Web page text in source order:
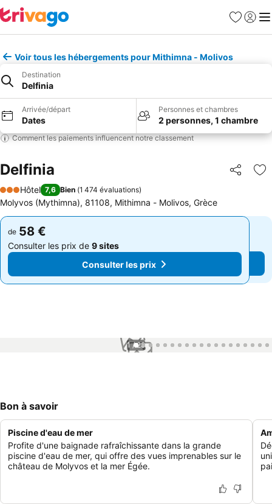
Favoris
Se
Voir tous les hébergements pour Mithimna - Molivos
Destination
Delfinia
Arrivée/départ
Dates
Personnes et chambres
2 personnes, 1 chambre
Comment les paiements influencent notre classement
Delfinia Partager
3 Étoiles
Hôtel 7,6 Bien (1 474 évaluations)
Molyvos (Mythimna), 81108, Mithimna - Molivos, Grèce
de 58 €
Consulter les prix de 9 sites
Consulter les prix
de 58 €
Consulter les prix de 9 sites
Consulter les prix
1 / 28
Bon à savoir
Piscine d'eau de mer
Profite d'une baignade rafraîchissante dans la grande
piscine d'eau de mer, qui offre des vues imprenables sur le
château de Molyvos et la mer Égée.